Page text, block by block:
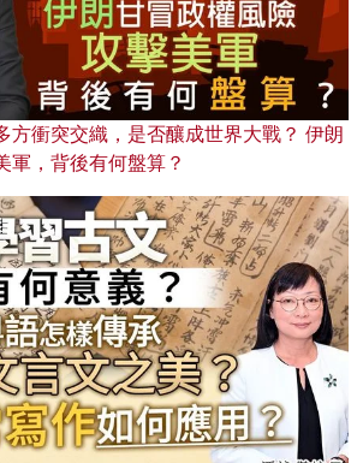
方衝突交織，是否釀成世界大戰？ 伊朗
軍，背後有何盤算？